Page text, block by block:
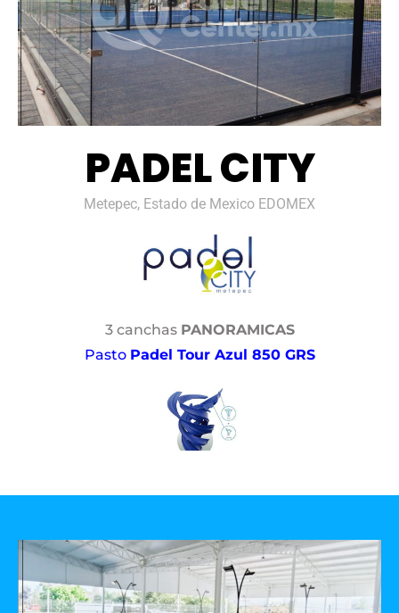
PADEL CITY
Metepec, Estado de Mexico EDOMEX
3 canchas PANORAMICAS
Pasto Padel Tour Azul 850 GRS